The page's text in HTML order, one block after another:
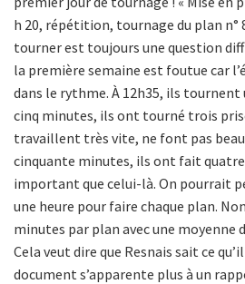
h 20, répétition, tournage du plan n°
tourner est toujours une question
la première semaine est foutue car
dans le rythme. À 12h35, ils tournent
cinq minutes, ils ont tourné trois
travaillent très vite, ne font pas
cinquante minutes, ils ont fait quatre
important que celui-là. On pourrait
une heure pour faire chaque plan.
minutes par plan avec une moyenne
Cela veut dire que Resnais sait ce
document s’apparente plus à un